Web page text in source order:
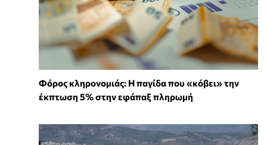
Φόρος κληρονομιάς: Η παγίδα που «κόβει» την
έκπτωση 5% στην εφάπαξ πληρωμή